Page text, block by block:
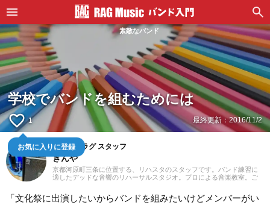
素敵なバンド
学校でバンドを組むためには
favorite_border 1
お気に入りに登録
最終更新：2016/11/2
スタジオラグ スタッフ
きんや
京都河原町三条に位置する、リハスタのスタッフです。バンド練習に
適したデッドな音響のリハーサルスタジオ。プロによる音楽教室。ご
ジオラグらしさ」を追求してまいります。
「文化祭に出演したいからバンドを組みたいけどメンバーがい